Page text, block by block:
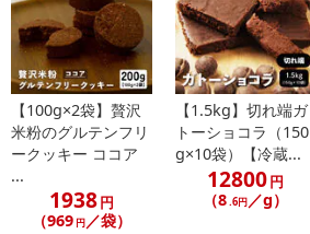
【100g×2袋】贅沢
米粉のグルテンフリ
ークッキー ココア
...
1938円
（969 円／袋）
【1.5kg】切れ端ガ
トーショコラ（150
g×10袋）【冷蔵...
12800円
（8 .6円／g）